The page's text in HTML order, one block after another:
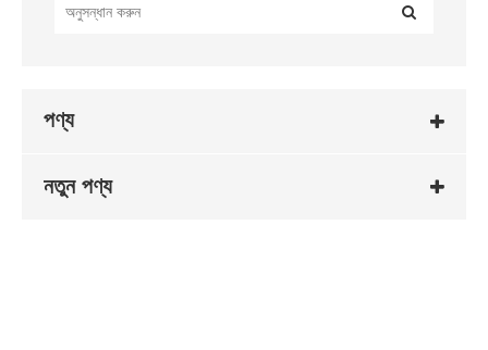
পণ্য
নতুন পণ্য